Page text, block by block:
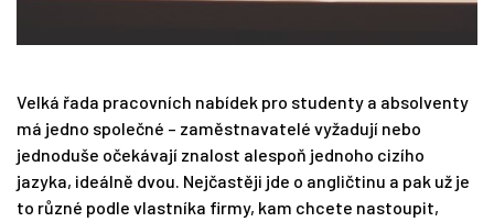
Velká řada pracovních nabídek pro studenty a absolventy
má jedno společné – zaměstnavatelé vyžadují nebo
jednoduše očekávají znalost alespoň jednoho cizího
jazyka, ideálně dvou. Nejčastěji jde o angličtinu a pak už je
to různé podle vlastníka firmy, kam chcete nastoupit,